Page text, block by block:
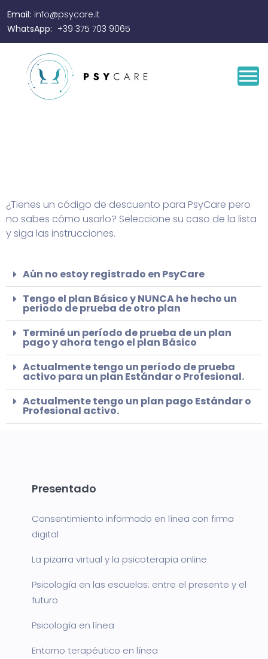
Email: info@psycare.it
WhatsApp: +39 375 703 9065
¿Tienes un código de descuento para PsyCare pero
no sabes cómo usarlo? Seleccione su caso de la lista
y siga las instrucciones.
Aún no estoy registrado en PsyCare
Tengo el plan Básico y NUNCA he hecho un
periodo de prueba de otro plan
Terminé un período de prueba de un plan
pago y ahora tengo el plan Básico
Actualmente tengo un período de prueba
activo para un plan Estándar o Profesional.
Actualmente tengo un plan pago Estándar o
Profesional activo.
Presentado
Consentimiento informado en línea con firma
digital
La pizarra virtual y la psicoterapia online
Psicología en las escuelas: entre el presente y el
futuro
Psicología en línea
Entorno terapéutico en línea